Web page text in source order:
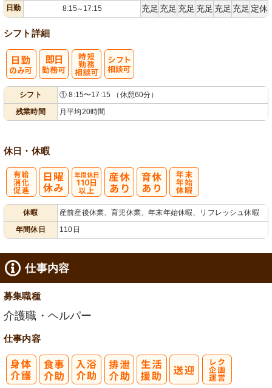
日勤
8:15 ～ 17:15 充足 充足 充足 充足 充足 充足 定休
シフト詳細
シフト
① 8:15〜17:15 （休憩60分）
残業時間
月平均20時間
休日・休暇
休暇
産前産後休業、育児休業、年末年始休暇、リフレッシュ休暇
年間休日
110日
仕事内容
募集職種
介護職・ヘルパー
仕事内容